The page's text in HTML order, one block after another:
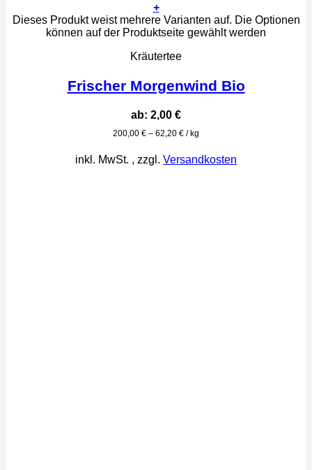
+
Dieses Produkt weist mehrere Varianten auf. Die Optionen
können auf der Produktseite gewählt werden
Kräutertee
Frischer Morgenwind Bio
ab: 2,00 €
200,00 € – 62,20 € /kg
inkl. MwSt. , zzgl. Versandkosten